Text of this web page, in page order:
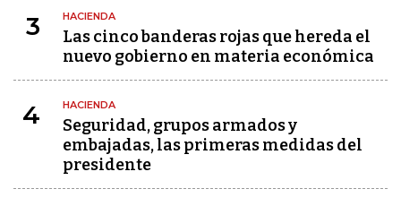
3 HACIENDA
Las cinco banderas rojas que hereda el
nuevo gobierno en materia económica
4 HACIENDA
Seguridad, grupos armados y
embajadas, las primeras medidas del
presidente